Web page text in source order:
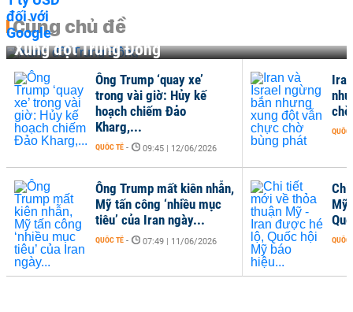
Cùng chủ đề
Xung đột Trung Đông
Chi
Mỹ
QUỐC
Ông Trump ‘quay xe’
trong vài giờ: Hủy kế
hoạch chiếm Đảo
Kharg,...
QUỐC TẾ - 09:45 | 12/06/2026
Ông Trump mất kiên nhẫn,
Mỹ tấn công ‘nhiều mục
tiêu’ của Iran ngày...
QUỐC TẾ - 07:49 | 11/06/2026
QUỐC